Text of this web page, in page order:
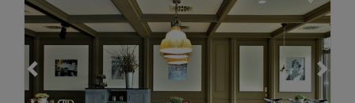
Loading...